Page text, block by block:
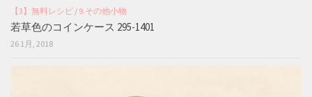
【3】無料レシピ / 9.その他小物
若草色のコインケース 295-1401
26 1月, 2018